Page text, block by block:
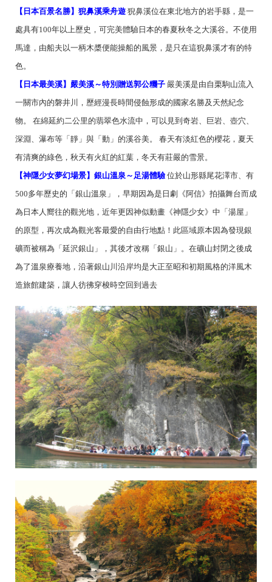
【日本百景名勝】猊鼻溪乘舟遊 猊鼻溪位在東北地方的岩手縣，是一
處具有100年以上歷史，可完美體驗日本的春夏秋冬之大溪谷。不使用
馬達，由船夫以一柄木槳便能操船的風景，是只在這猊鼻溪才有的特
色。
【日本最美溪】嚴美溪～特別贈送郭公糰子 嚴美溪是由自栗駒山流入
一關市內的磐井川，歷經漫長時間侵蝕形成的國家名勝及天然紀念
物。 在綿延約二公里的翡翠色水流中，可以見到奇岩、巨岩、壺穴、
深淵、瀑布等「靜」與「動」的溪谷美。 春天有淡紅色的櫻花，夏天
有清爽的綠色，秋天有火紅的紅葉，冬天有莊嚴的雪景。
【神隱少女夢幻場景】銀山溫泉～足湯體驗位於山形縣尾花澤市、有
500多年歷史的「銀山溫泉」，早期因為是日劇《阿信》拍攝舞台而成
為日本人嚮往的觀光地，近年更因神似動畫《神隱少女》中「湯屋」
的原型，再次成為觀光客最愛的自由行地點！此區域原本因為發現銀
礦而被稱為「延沢銀山」，其後才改稱「銀山」。在礦山封閉之後成
為了溫泉療養地，沿著銀山川沿岸均是大正至昭和初期風格的洋風木
造旅館建築，讓人彷彿穿梭時空回到過去